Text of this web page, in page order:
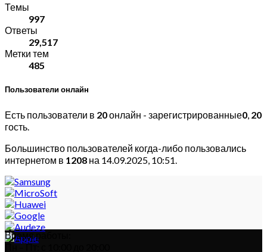
Темы
997
Ответы
29,517
Метки тем
485
Пользователи онлайн
Есть пользователи в 20онлайн - зарегистрированные0, 20
гость.
Большинство пользователей когда-либо пользовались
интернетом в 1208 на 14.09.2025, 10:51.
Время работы:
Пн – Пт: с 10:00 до 20:00